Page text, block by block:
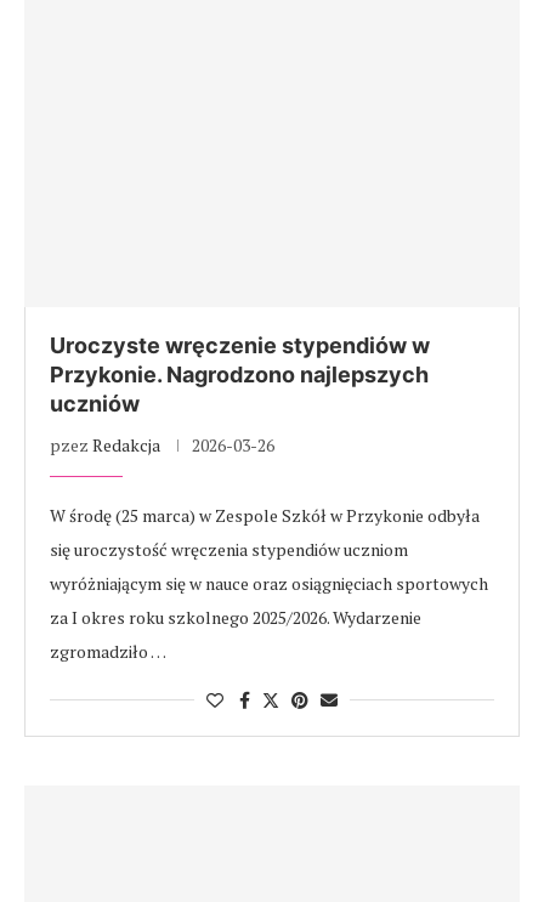
Uroczyste wręczenie stypendiów w
Przykonie. Nagrodzono najlepszych
uczniów
pzez Redakcja 2026-03-26
W środę (25 marca) w Zespole Szkół w Przykonie odbyła
się uroczystość wręczenia stypendiów uczniom
wyróżniającym się w nauce oraz osiągnięciach sportowych
za I okres roku szkolnego 2025/2026. Wydarzenie
zgromadziło …